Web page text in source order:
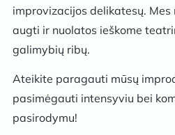
improvizacijos delikatesų.
augti ir nuolatos ieškome
galimybių ribų.
Ateikite paragauti mūsų
pasimėgauti intensyviu bei
pasirodymu!